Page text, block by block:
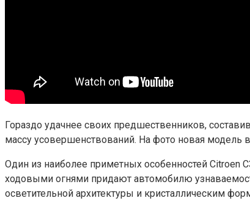
Гораздо удачнее своих предшественников,
массу усовершенствований. На фото новая модель
Один из наиболее приметных особенностей
ходовыми огнями придают автомобилю
осветительной архитектуры и кристаллическим